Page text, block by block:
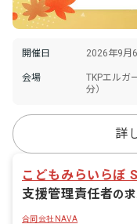
開催日 2026年9月
会場
TKPエルガ
分）
詳
こどもみらいらぼ
支援管理責任者の
合同会社NAVA